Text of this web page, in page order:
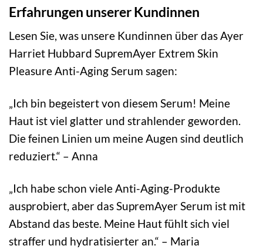
Erfahrungen unserer Kundinnen
Lesen Sie, was unsere Kundinnen über das Ayer
Harriet Hubbard SupremAyer Extrem Skin
Pleasure Anti-Aging Serum sagen:
„Ich bin begeistert von diesem Serum! Meine
Haut ist viel glatter und strahlender geworden.
Die feinen Linien um meine Augen sind deutlich
reduziert.“ – Anna
„Ich habe schon viele Anti-Aging-Produkte
ausprobiert, aber das SupremAyer Serum ist mit
Abstand das beste. Meine Haut fühlt sich viel
straffer und hydratisierter an.“ – Maria